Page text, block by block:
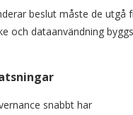
beslut måste de
och dataanvändning
snabbt har